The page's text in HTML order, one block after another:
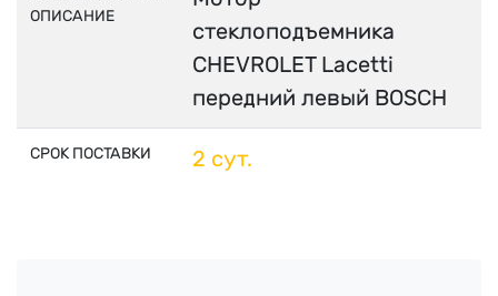
ОПИСАНИЕ
стеклоподъемника
CHEVROLET Lacetti
передний левый BOSCH
СРОК ПОСТАВКИ 2 сут.